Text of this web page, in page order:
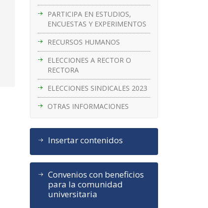
PARTICIPA EN ESTUDIOS,
ENCUESTAS Y EXPERIMENTOS
RECURSOS HUMANOS
ELECCIONES A RECTOR O
RECTORA
ELECCIONES SINDICALES 2023
OTRAS INFORMACIONES
Insertar contenidos
Convenios con beneficios
para la comunidad
universitaria